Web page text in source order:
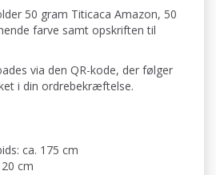
50 gram Titicaca Amazon, 50
farve samt opskriften til
via den QR-kode, der følger
i din ordrebekræftelse.
ca. 175 cm
cm